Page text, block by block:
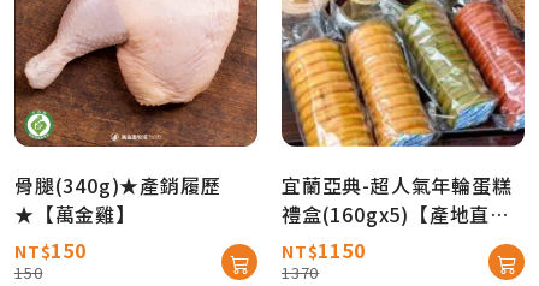
骨腿(340g)★產銷履歷
★【萬金雞】
NT$150
150
宜蘭亞典-超人氣年輪蛋糕
禮盒(160gx5)【產地直送
免運】
NT$1150
1370